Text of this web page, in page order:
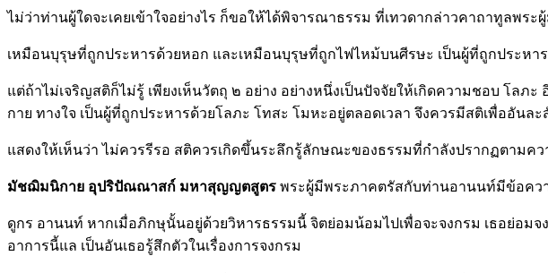
ไม่ว่าท่านผู้ใดจะเคยเข้าใจอย่างไร ก็ขอให้ได้พิจารณาธรรม ที่เทวดากล่าวคาถาทูลพ
เหมือนบุรุษที่ถูกประหารด้วยหอก และเหมือนบุรุษที่ถูกไฟไหม้บนศีรษะ เป็นผู้ที่ถูกประหา
แต่ถ้าไม่เจริญสติก็ไม่รู้ เพียงเห็นวัตถุ ๒ อย่าง อย่างหนึ่งเป็นปัจจัยให้เกิดความชอบ โลภ
กาย ทางใจ เป็นผู้ที่ถูกประหารด้วยโลภะ โทสะ โมหะอยู่ตลอดเวลา จึงควรมีสติเพื่ออั
แสดงให้เห็นว่า ไม่ควรรีรอ สติควรเกิดขึ้นระลึกรู้ลักษณะของธรรมที่กำลังปรากฏตามคว
มัชฌิมนิกาย อุปริปัณณาสก์ มหาสุญญตสูตร พระผู้มีพระภาคตรัสกับท่านอานนท์มีข้อคว
ดูกร อานนท์ หากเมื่อภิกษุนั้นอยู่ด้วยวิหารธรรมนี้ จิตย่อมน้อมไปเพื่อจะจงกรม เธอย่อม
อาการนี้แล เป็นอันเธอรู้สึกตัวในเรื่องการจงกรม